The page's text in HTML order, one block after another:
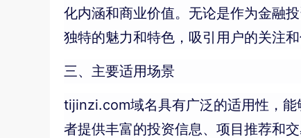
化内涵和商业价值。无论是作为金融
独特的魅力和特色，吸引用户的关注和
三、主要适用场景
tijinzi.com域名具有广泛的适用性，能
者提供丰富的投资信息、项目推荐和